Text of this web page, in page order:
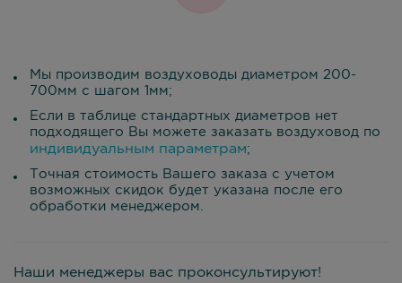
Мы производим воздуховоды диаметром 200-
700мм с шагом 1мм;
Если в таблице стандартных диаметров нет
подходящего Вы можете заказать воздуховод по
индивидуальным параметрам;
Точная стоимость Вашего заказа с учетом
возможных скидок будет указана после его
обработки менеджером.
Наши менеджеры вас проконсультируют!